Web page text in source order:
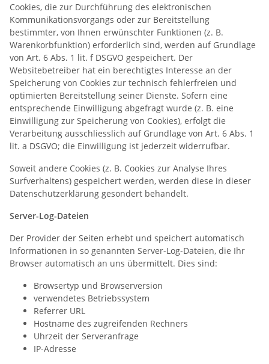
Cookies, die zur Durchführung des elektronischen
Kommunikationsvorgangs oder zur Bereitstellung
bestimmter, von Ihnen erwünschter Funktionen (z. B.
Warenkorbfunktion) erforderlich sind, werden auf Grundlage
von Art. 6 Abs. 1 lit. f DSGVO gespeichert. Der
Websitebetreiber hat ein berechtigtes Interesse an der
Speicherung von Cookies zur technisch fehlerfreien und
optimierten Bereitstellung seiner Dienste. Sofern eine
entsprechende Einwilligung abgefragt wurde (z. B. eine
Einwilligung zur Speicherung von Cookies), erfolgt die
Verarbeitung ausschliesslich auf Grundlage von Art. 6 Abs. 1
lit. a DSGVO; die Einwilligung ist jederzeit widerrufbar.
Soweit andere Cookies (z. B. Cookies zur Analyse Ihres
Surfverhaltens) gespeichert werden, werden diese in dieser
Datenschutzerklärung gesondert behandelt.
Server-Log-Dateien
Der Provider der Seiten erhebt und speichert automatisch
Informationen in so genannten Server-Log-Dateien, die Ihr
Browser automatisch an uns übermittelt. Dies sind:
Browsertyp und Browserversion
verwendetes Betriebssystem
Referrer URL
Hostname des zugreifenden Rechners
Uhrzeit der Serveranfrage
IP-Adresse